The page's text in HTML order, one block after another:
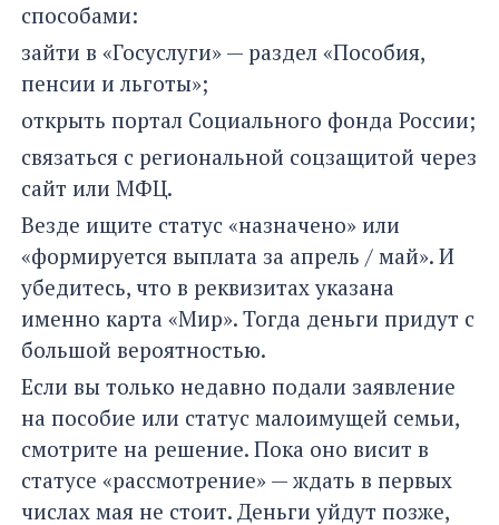
способами:
зайти в «Госуслуги» — раздел «Пособия,
пенсии и льготы»;
открыть портал Социального фонда России;
связаться с региональной соцзащитой через
сайт или МФЦ.
Везде ищите статус «назначено» или
«формируется выплата за апрель / май». И
убедитесь, что в реквизитах указана
именно карта «Мир». Тогда деньги придут с
большой вероятностью.
Если вы только недавно подали заявление
на пособие или статус малоимущей семьи,
смотрите на решение. Пока оно висит в
статусе «рассмотрение» — ждать в первых
числах мая не стоит. Деньги уйдут позже,